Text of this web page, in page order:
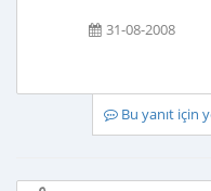
31-08-2008
Bu yanıt için